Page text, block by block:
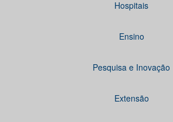
Hospitais
Ensino
Pesquisa e Inovação
Extensão